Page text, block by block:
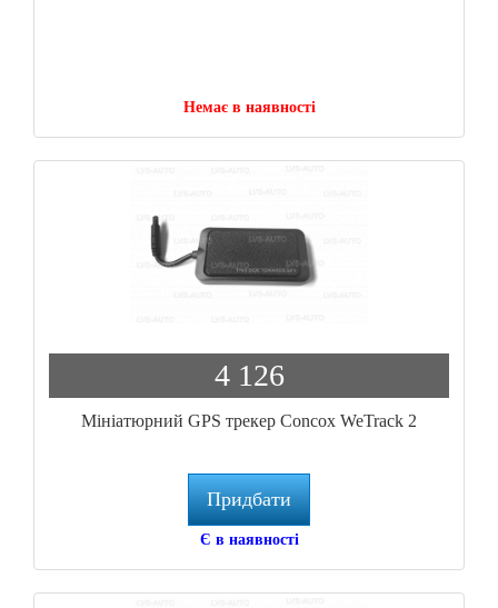
Немає в наявності
4 126
Мініатюрний GPS трекер Concox WeTrack 2
Придбати
Є в наявності